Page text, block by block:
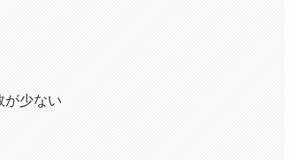
が少ない